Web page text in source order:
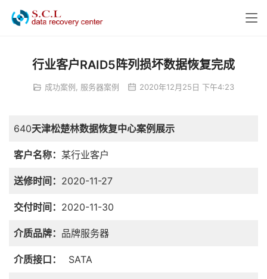
行业客户RAID5阵列损坏数据恢复完成
成功案例 服务器案例 2020年12月25日 下午4:23
640天津松楚林数据恢复中心案例展示
客户名称： 某行业客户
送修时间： 2020-11-27
交付时间： 2020-11-30
介质品牌： 品牌服务器
介质接口： SATA